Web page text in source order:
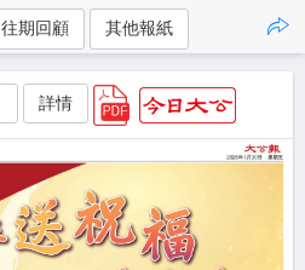
往期回顧 其他報紙
詳情